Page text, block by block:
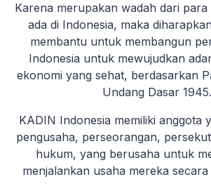
Karena merupakan wadah dari
ada di Indonesia, maka
membantu untuk membangun
Indonesia untuk mewujudkan
ekonomi yang sehat, berdasarkan
Undang Dasar 1945.
KADIN Indonesia memiliki anggota
pengusaha, perseorangan,
hukum, yang berusaha untuk
menjalankan usaha mereka